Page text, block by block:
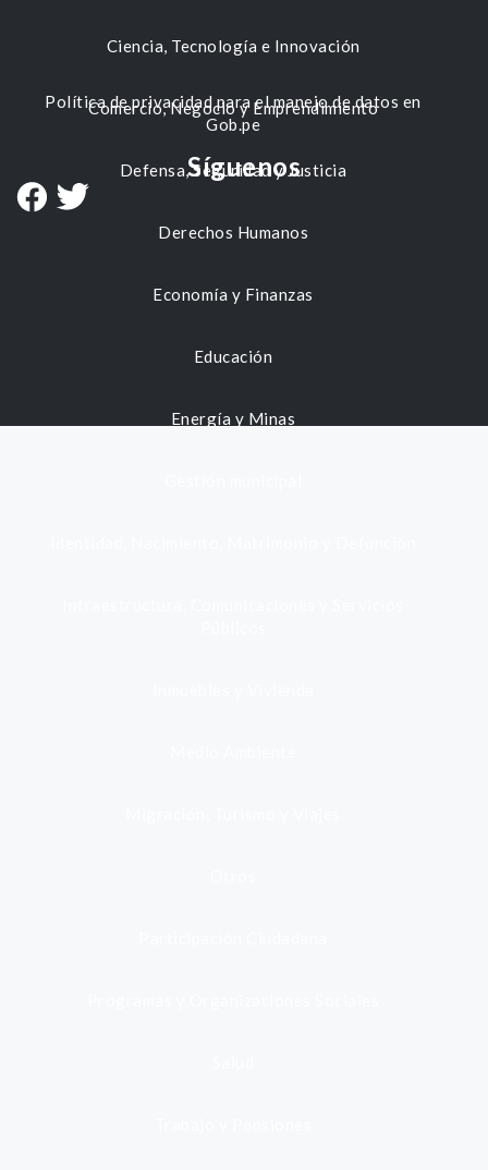
Ciencia, Tecnología e Innovación
Comercio, Negocio y Emprendimiento
Defensa, Seguridad y Justicia
Derechos Humanos
Economía y Finanzas
Educación
Energía y Minas
Política de privacidad para el manejo de datos en
Gob.pe
Síguenos